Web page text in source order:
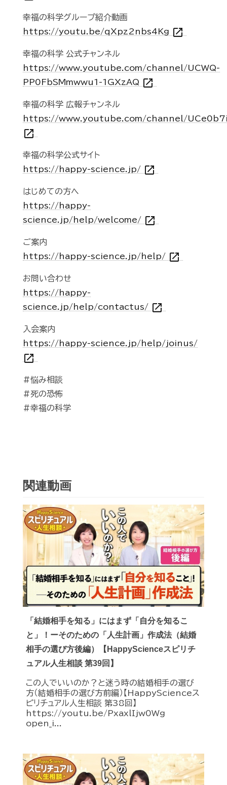
幸福の科学グループ紹介動画
https://youtu.be/qXpz2nbs4Kg open_in_new
幸福の科学 公式チャンネル
https://www.youtube.com/channel/UCWQ-
PP0FbSMmwwu1-1GXzAQ open_in_new
幸福の科学 広報チャンネル
https://www.youtube.com/channel/
open_in_new
幸福の科学公式サイト
https://happy-science.jp/ open_in_new
はじめての方へ
https://happy-
science.jp/help/welcome/ open_in_new
ご案内
https://happy-science.jp/help/ open_in_new
お問い合わせ
https://happy-
science.jp/help/contactus/ open_in_new
入会案内
https://happy-science.jp/help/joinus/
open_in_new
#悩み相談
#死の恐怖
#幸福の科学
関連動画
「結婚相手を知る」にはまず「自分を知るこ
と」！ーそのための「人生計画」作成法（結婚
相手の選び方後編）【HappyScienceスピリチ
ュアル人生相談 第39回】
この人でいいのか？と迷う時の結婚相手の選び
方（結婚相手の選び方前編）【HappyScienceス
ピリチュアル人生相談 第38回】
https://youtu.be/PxaxlIjw0Wg
open_i...